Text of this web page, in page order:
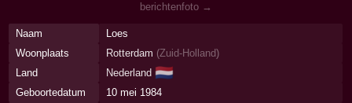
berichtenfoto →
Naam
Loes
Woonplaats
Rotterdam (Zuid-Holland)
Land
Nederland 🇳🇱
Geboortedatum
10 mei 1984